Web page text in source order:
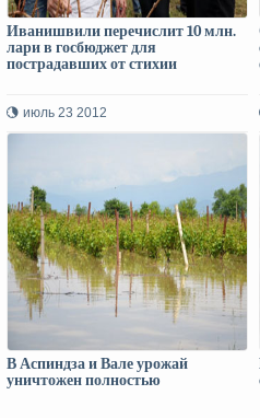
Иванишвили перечислит 10 млн.
лари в госбюджет для
пострадавших от стихии
июль 23 2012
В Аспиндза и Вале урожай
уничтожен полностью